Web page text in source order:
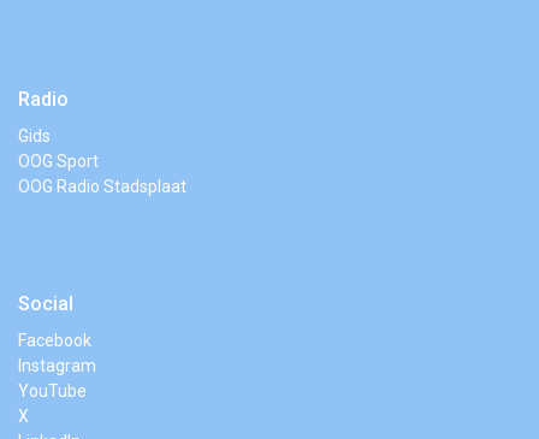
Radio
Gids
OOG Sport
OOG Radio Stadsplaat
Social
Facebook
Instagram
YouTube
X